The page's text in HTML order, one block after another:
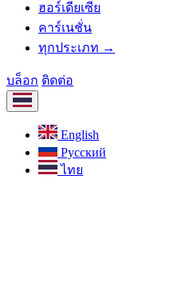
ฮอร์เดียเซีย
คาร์เนชั่น
ทุกประเภท →
บล็อก ติดต่อ
English
Русский
ไทย